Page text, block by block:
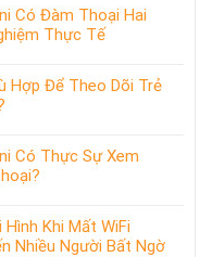
Có Đàm Thoại Hai
Thực Tế
Hợp Để Theo Dõi Trẻ
Có Thực Sự Xem
Khi Mất WiFi
Nhiều Người Bất Ngờ